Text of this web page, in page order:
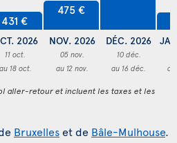
431 €
2026
11 oct.
au 18 oct.
475 €
NOV. 2026
05 nov.
au 12 nov.
DÉC. 2026
10 déc.
au 16 déc.
aller-retour et incluent les taxes et les
Bruxelles et de Bâle-Mulhouse.